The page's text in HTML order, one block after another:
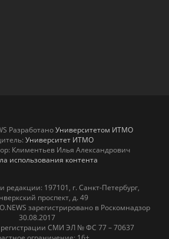
РазработаноУниверситетом ИТМО
Университет ИТМО
Климентьев Илья Александрович
использования контента
редакции: 197101, г. Санкт-Петербург,
проспект, д. 49
зарегистрировано в Роскомнадзор
30.08.2017
регистрации СМИ ЭЛ № ФС 77 – 70637